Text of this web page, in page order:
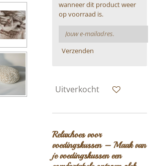
wanneer dit product weer
op voorraad is.
Verzenden
Uitverkocht
Relaxhoes voor
voedingskussen – Maak van
je voedingskussen een